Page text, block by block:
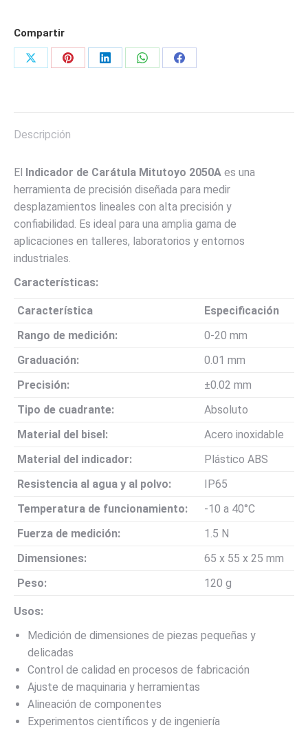
Compartir
Share
Share
Share
Share
Share
Descripción
El Indicador de Carátula Mitutoyo 2050A es una
herramienta de precisión diseñada para medir
desplazamientos lineales con alta precisión y
confiabilidad. Es ideal para una amplia gama de
aplicaciones en talleres, laboratorios y entornos
industriales.
Características:
Característica
Especificación
Rango de medición:
0-20 mm
Graduación:
0.01 mm
Precisión:
±0.02 mm
Tipo de cuadrante:
Absoluto
Material del bisel:
Acero inoxidable
Material del indicador:
Plástico ABS
Resistencia al agua y al polvo:
IP65
Temperatura de funcionamiento:
-10 a 40°C
Fuerza de medición:
1.5 N
Dimensiones:
65 x 55 x 25 mm
Peso:
120 g
Usos:
Medición de dimensiones de piezas pequeñas y
delicadas
Control de calidad en procesos de fabricación
Ajuste de maquinaria y herramientas
Alineación de componentes
Experimentos científicos y de ingeniería